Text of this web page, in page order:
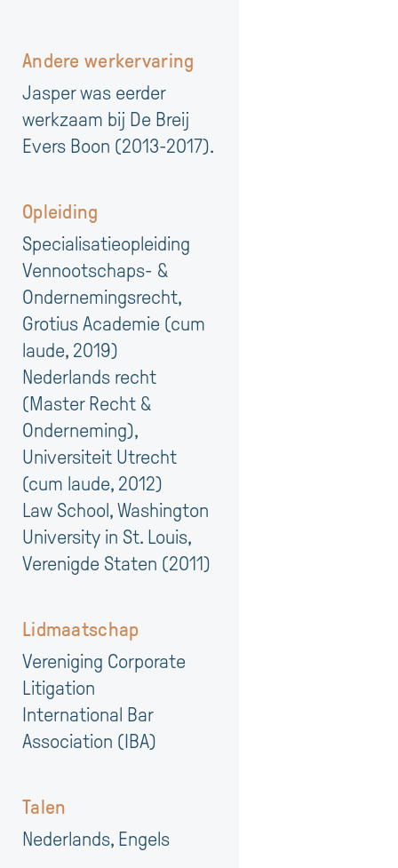
Andere werkervaring
Jasper was eerder
werkzaam bij De Breij
Evers Boon (2013-2017).
Opleiding
Specialisatieopleiding
Vennootschaps- &
Ondernemingsrecht,
Grotius Academie (cum
laude, 2019)
Nederlands recht
(Master Recht &
Onderneming),
Universiteit Utrecht
(cum laude, 2012)
Law School, Washington
University in St. Louis,
Verenigde Staten (2011)
Lidmaatschap
Vereniging Corporate
Litigation
International Bar
Association (IBA)
Talen
Nederlands, Engels